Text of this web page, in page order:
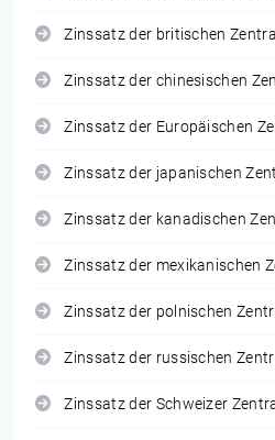
Zinssatz der britischen
Zinssatz der chinesischen
Zinssatz der Europäischen
Zinssatz der japanischen
Zinssatz der kanadischen
Zinssatz der mexikanischen
Zinssatz der polnischen
Zinssatz der russischen
Zinssatz der Schweizer